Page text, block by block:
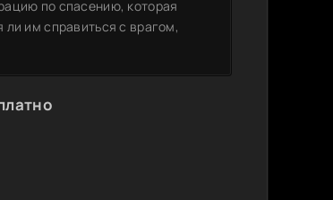
по спасению, которая
им справиться с врагом,